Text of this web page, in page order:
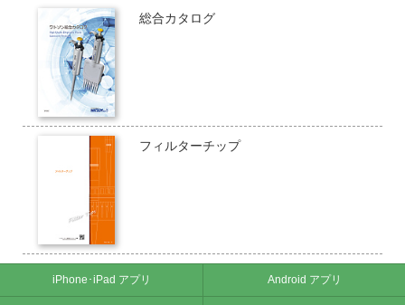
総合カタログ
フィルターチップ
iPhone･iPad アプリ Android アプリ